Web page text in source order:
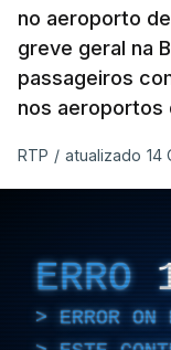
no aeroporto
greve geral na
passageiros
nos aeroportos
RTP / atualizado 14
ERRO
ERROR ON